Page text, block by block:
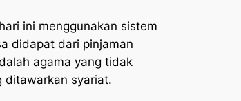
ini menggunakan sistem
didapat dari pinjaman
agama yang tidak
ditawarkan syariat.